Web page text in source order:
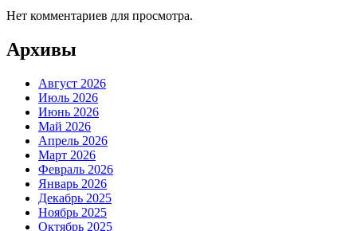
Нет комментариев для просмотра.
Архивы
Август 2026
Июль 2026
Июнь 2026
Май 2026
Апрель 2026
Март 2026
Февраль 2026
Январь 2026
Декабрь 2025
Ноябрь 2025
Октябрь 2025